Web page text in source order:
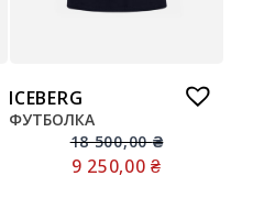
ICEBERG
ФУТБОЛКА
18 500,00₴
9 250,00₴